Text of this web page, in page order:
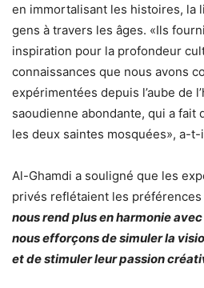
en immortalisant les histoires, la
gens à travers les âges. «Ils
inspiration pour la profondeur
connaissances que nous avons
expérimentées depuis l’aube de
saoudienne abondante, qui a fait
les deux saintes mosquées», a-t-
Al-Ghamdi a souligné que les
privés reflétaient les
nous rend plus en harmonie
nous efforçons de simuler la
et de stimuler leur passion